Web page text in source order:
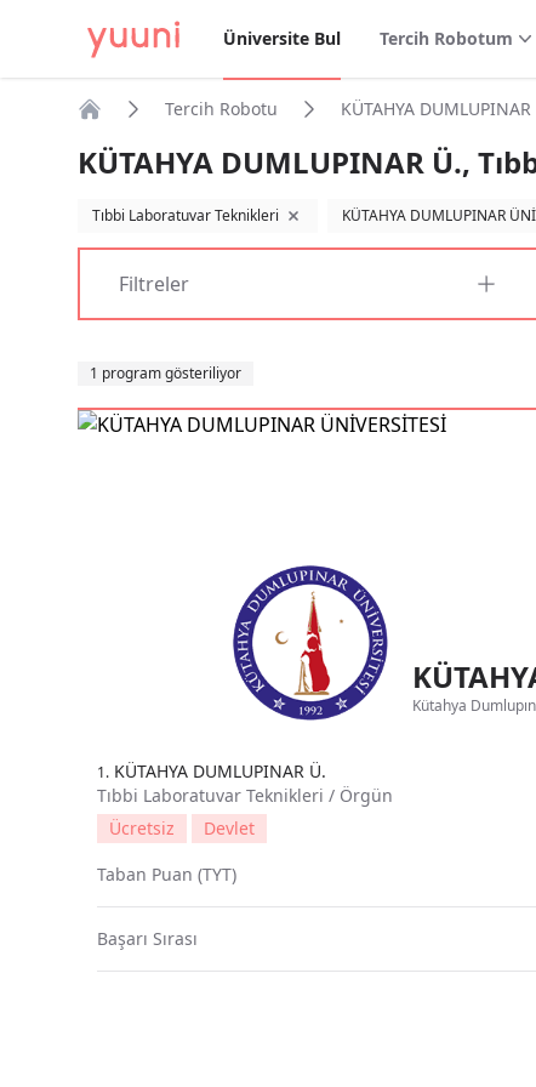
Üniversite Bul Tercih Robotum
Tercih Robotu KÜTAHYA
KÜTAHYA DUMLUPINAR Ü.,
Tıbbi Laboratuvar Teknikleri filtreyi kaldırKÜTAHYA DUMLUPINAR
Filtreler
1 program gösteriliyor
Kütahya
1. KÜTAHYA DUMLUPINAR Ü.
Tıbbi Laboratuvar Teknikleri / Örgün
Ücretsiz
Devlet
Taban Puan (TYT)
Başarı Sırası